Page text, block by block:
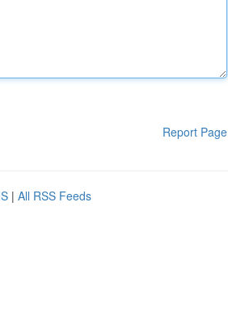
Report Page
| All RSS Feeds